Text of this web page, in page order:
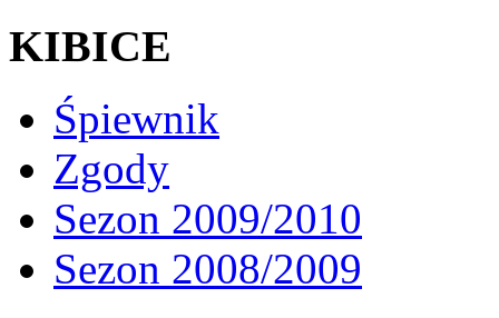
KIBICE
Śpiewnik
Zgody
Sezon 2009/2010
Sezon 2008/2009